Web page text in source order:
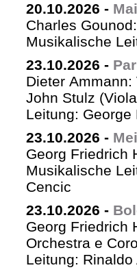
20.10.2026 -
Charles
Musikalische
23.10.2026 -
Dieter Ammann:
John Stulz
Leitung: George
23.10.2026 -
Georg Friedrich
Musikalische
Cencic
23.10.2026 -
Georg Friedrich
Orchestra e
Leitung: